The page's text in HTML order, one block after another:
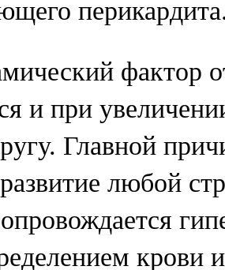
фактор
и при
Главной
любой
крови